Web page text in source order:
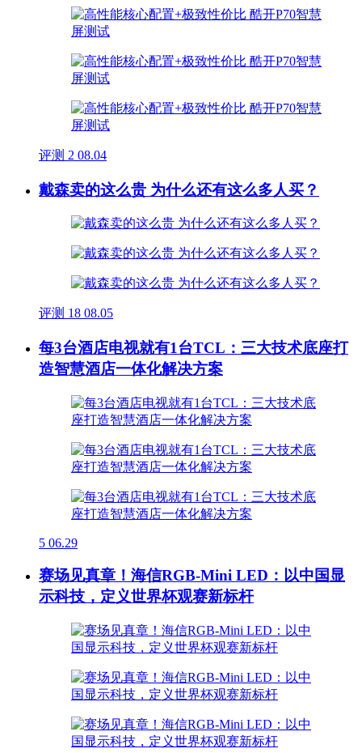
评测 2 08.04
戴森卖的这么贵 为什么还有这么多人买？
评测 18 08.05
每3台酒店电视就有1台TCL：三大技术底座打
造智慧酒店一体化解决方案
5 06.29
赛场见真章！海信RGB-Mini LED：以中国显
示科技，定义世界杯观赛新标杆